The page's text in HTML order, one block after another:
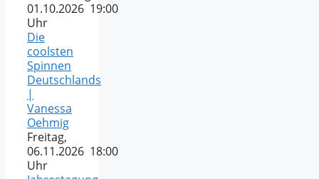
01.10.2026 19:00
Uhr
Die
coolsten
Spinnen
Deutschlands
|
Vanessa
Oehmig
Freitag,
06.11.2026 18:00
Uhr